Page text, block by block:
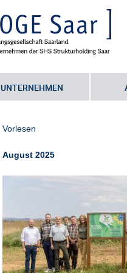
UNTERNEHMEN
Sie befinden sich hier:
250821_Saartenreich_AlleSchild1
Vorlesen
August 2025